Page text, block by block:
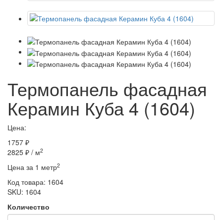
Термопанель фасадная
Керамин Куба 4 (1604)
Цена:
1757 ₽
2825 ₽ / м2
Цена за 1 метр2
Код товара: 1604
SKU: 1604
Количество